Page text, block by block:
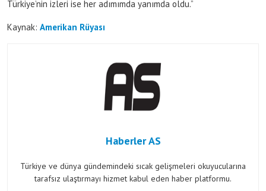
Türkiye’nin izleri ise her adımımda yanımda oldu.”
Kaynak: Amerikan Rüyası
Haberler AS
Türkiye ve dünya gündemindeki sıcak gelişmeleri okuyucularına
tarafsız ulaştırmayı hizmet kabul eden haber platformu.